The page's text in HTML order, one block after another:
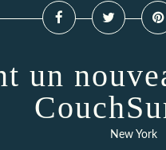
un
New York